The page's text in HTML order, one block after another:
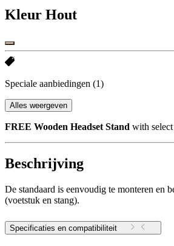
Kleur Hout
Speciale aanbiedingen (1)
Alles weergeven
FREE Wooden Headset Stand with
Beschrijving
De standaard is eenvoudig te monteren en
(voetstuk en stang).
Specificaties en compatibiliteit